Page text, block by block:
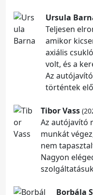
Ursula
Teljesen
amikor
axiális
volt, és a
Az
történtek
Tibor Vass
Az autójavító
munkát
nem
Nagyon
Borbála